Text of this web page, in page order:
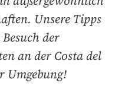
Unsere Tipps
der
an der Costa del
Umgebung!